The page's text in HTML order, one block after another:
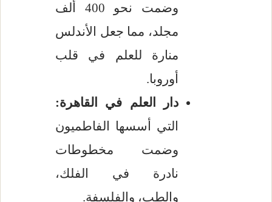
وضمت نحو 400 ألف
مجلد، مما جعل الأندلس
منارة للعلم في قلب
أوروبا.
دار العلم في القاهرة:
التي أسسها الفاطميون
وضمت مخطوطات
نادرة في الفلك،
والطب، والفلسفة.